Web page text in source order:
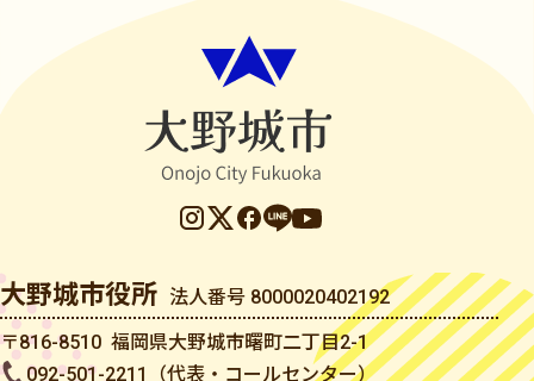
大野城市役所 法人番号 8000020402192
〒816-8510 福岡県大野城市曙町二丁目2-1
092-501-2211（代表・コールセンター）